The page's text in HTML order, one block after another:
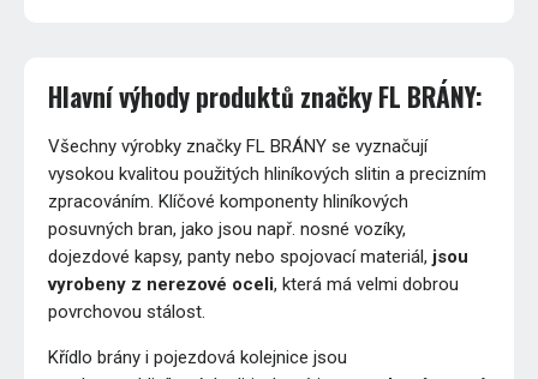
Hlavní výhody produktů značky FL BRÁNY:
Všechny výrobky značky FL BRÁNY se vyznačují
vysokou kvalitou použitých hliníkových slitin a precizním
zpracováním. Klíčové komponenty hliníkových
posuvných bran, jako jsou např. nosné vozíky,
dojezdové kapsy, panty nebo spojovací materiál, jsou
vyrobeny z nerezové oceli, která má velmi dobrou
povrchovou stálost.
Křídlo brány i pojezdová kolejnice jsou